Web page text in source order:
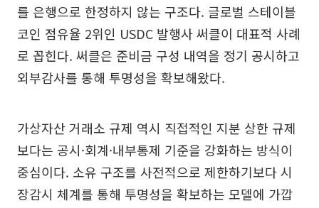
를 은행으로 한정하지 않는 구조다. 글로벌 스테이블
코인 점유율 2위인 USDC 발행사 써클이 대표적 사례
로 꼽힌다. 써클은 준비금 구성 내역을 정기 공시하고
외부감사를 통해 투명성을 확보해왔다.
가상자산 거래소 규제 역시 직접적인 지분 상한 규제
보다는 공시·회계·내부통제 기준을 강화하는 방식이
중심이다. 소유 구조를 사전적으로 제한하기보다 시
장감시 체계를 통해 투명성을 확보하는 모델에 가깝